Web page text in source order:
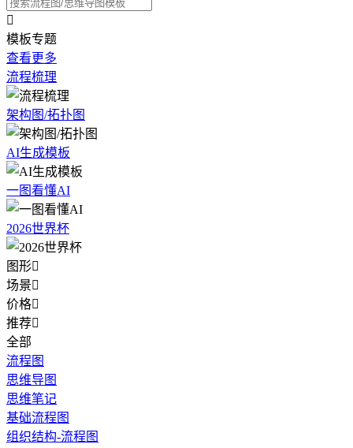

模板专题
查看更多
流程梳理
架构图/拓扑图
AI生成模板
一图看懂AI
2026世界杯
图形
场景
价格
推荐
全部
流程图
思维导图
思维笔记
基础流程图
组织结构-流程图